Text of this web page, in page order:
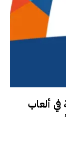
في ألعاب